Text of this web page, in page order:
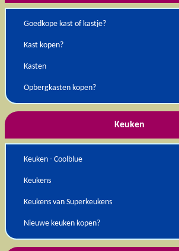
Goedkope kast of kastje?
Kast kopen?
Kasten
Opbergkasten kopen?
Keuken
Keuken - Coolblue
Keukens
Keukens van Superkeukens
Nieuwe keuken kopen?